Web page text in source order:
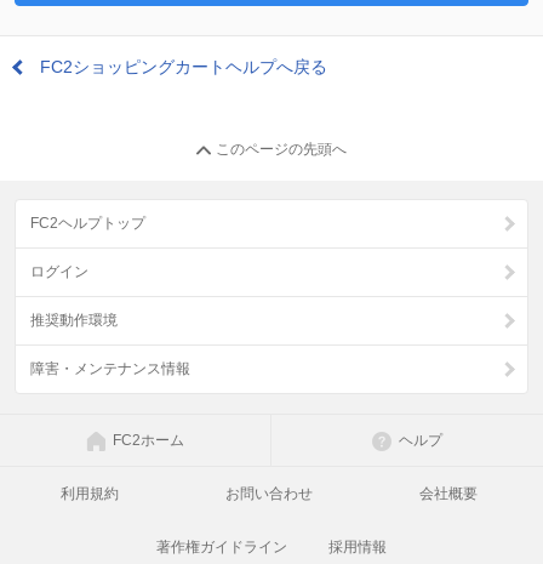
FC2ショッピングカートヘルプへ戻る
このページの先頭へ
FC2ヘルプトップ
ログイン
推奨動作環境
障害・メンテナンス情報
FC2ホーム ヘルプ
利用規約 お問い合わせ 会社概要
著作権ガイドライン 採用情報